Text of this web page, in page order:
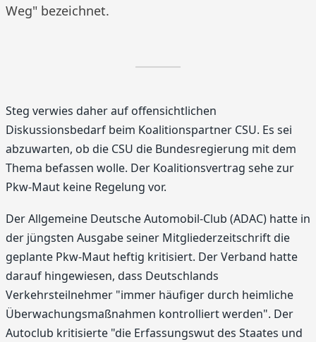
Weg" bezeichnet.
Steg verwies daher auf offensichtlichen
Diskussionsbedarf beim Koalitionspartner CSU. Es sei
abzuwarten, ob die CSU die Bundesregierung mit dem
Thema befassen wolle. Der Koalitionsvertrag sehe zur
Pkw-Maut keine Regelung vor.
Der Allgemeine Deutsche Automobil-Club (ADAC) hatte in
der jüngsten Ausgabe seiner Mitgliederzeitschrift die
geplante Pkw-Maut heftig kritisiert. Der Verband hatte
darauf hingewiesen, dass Deutschlands
Verkehrsteilnehmer "immer häufiger durch heimliche
Überwachungsmaßnahmen kontrolliert werden". Der
Autoclub kritisierte "die Erfassungswut des Staates und